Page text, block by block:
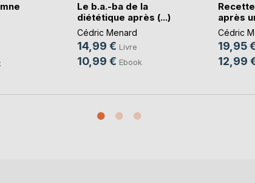
Le b.a.-ba de la
diététique après (...)
Cédric Menard
14,99 € Livre
10,99 € Ebook
après
Cédric
19,95
12,99